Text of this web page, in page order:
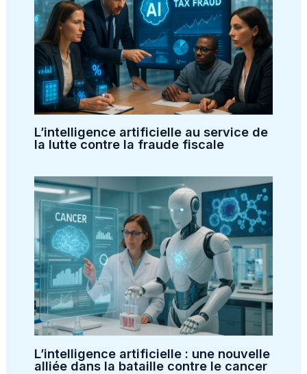
L’intelligence artificielle au service de
la lutte contre la fraude fiscale
L’intelligence artificielle : une nouvelle
alliée dans la bataille contre le cancer